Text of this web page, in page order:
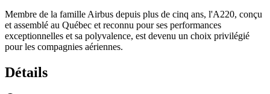
Membre de la famille Airbus depuis plus de cinq ans, l'A220, conçu
et assemblé au Québec et reconnu pour ses performances
exceptionnelles et sa polyvalence, est devenu un choix privilégié
pour les compagnies aériennes.
Détails